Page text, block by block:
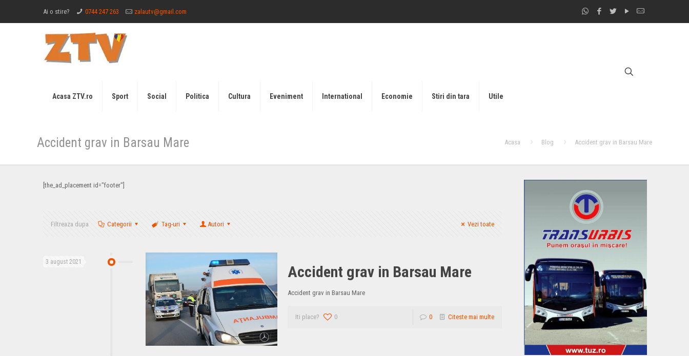
Ai o stire? 0744 247 263 zalautv@gmail.com
Acasa ZTV.ro Sport Social Politica Cultura Eveniment International Economie Stiri din tara Utile
Accident grav in Barsau Mare Acasa Blog Accident grav in Barsau Mare
[the_ad_placement id="footer"]
Filtreaza dupa Categorii Tag-uri Autori Vezi toate
3 august 2021
Accident grav in Barsau Mare
Accident grav in Barsau Mare
Iti place? 0 0 Citeste mai multe